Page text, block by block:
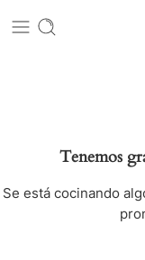
Tenemos
Se está cocinando